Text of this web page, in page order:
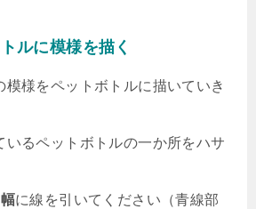
ルに模様を描く
模様をペットボトルに描いていき
いるペットボトルの一か所をハサ
に線を引いてください（青線部